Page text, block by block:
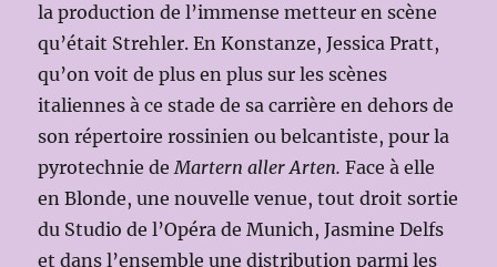
la production de l’immense metteur en scène
qu’était Strehler. En Konstanze, Jessica Pratt,
qu’on voit de plus en plus sur les scènes
italiennes à ce stade de sa carrière en dehors de
son répertoire rossinien ou belcantiste, pour la
pyrotechnie deMartern aller Arten.Face à elle
en Blonde, une nouvelle venue, tout droit sortie
du Studio de l’Opéra de Munich, Jasmine Delfs
et dans l’ensemble une distribution parmi les